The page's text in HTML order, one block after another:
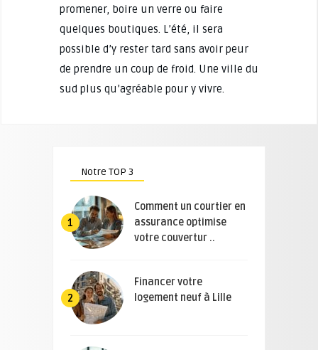
promener, boire un verre ou faire
quelques boutiques. L’été, il sera
possible d’y rester tard sans avoir peur
de prendre un coup de froid. Une ville du
sud plus qu’agréable pour y vivre.
Notre TOP 3
1
Comment un courtier en
assurance optimise
votre couvertur ..
2
Financer votre
logement neuf à Lille